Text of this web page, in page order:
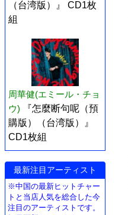
（台湾版）』 CD1枚
組
周華健(エミール・チョ
ウ)
『怎麼断句呢（預
購版）（台湾版）』
CD1枚組
最新注目アーティスト
※中国の最新ヒットチャー
トと当店人気を総合した今
注目のアーティストです。